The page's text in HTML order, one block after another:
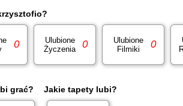
0
Ulubione
Życzenia
0
Ulubione
Filmiki
0
grać? Jakie tapety lubi?